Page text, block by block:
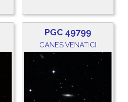
PGC 49799
CANES VENATICI